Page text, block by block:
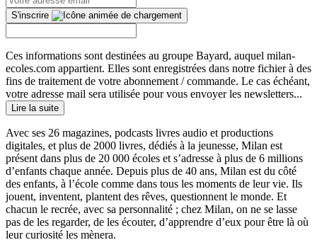
S'inscrire
Ces informations sont destinées au groupe Bayard, auquel milan-
ecoles.com appartient. Elles sont enregistrées dans notre fichier à des
fins de traitement de votre abonnement / commande. Le cas échéant,
votre adresse mail sera utilisée pour vous envoyer les newsletters...
Lire la suite
Avec ses 26 magazines, podcasts livres audio et productions
digitales, et plus de 2000 livres, dédiés à la jeunesse, Milan est
présent dans plus de 20 000 écoles et s’adresse à plus de 6 millions
d’enfants chaque année. Depuis plus de 40 ans, Milan est du côté
des enfants, à l’école comme dans tous les moments de leur vie. Ils
jouent, inventent, plantent des rêves, questionnent le monde. Et
chacun le recrée, avec sa personnalité ; chez Milan, on ne se lasse
pas de les regarder, de les écouter, d’apprendre d’eux pour être là où
leur curiosité les mènera.